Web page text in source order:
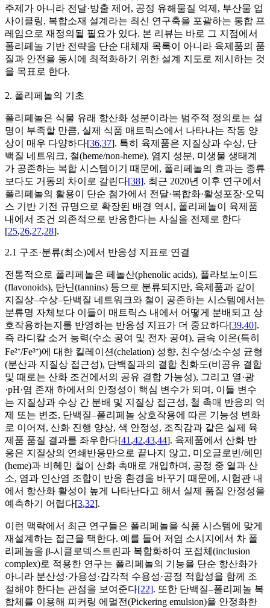
주제가 아니라 전달·방출 제어, 공정 유해물질 억제, 부산물 업
사이클링, 복합소재 설계라는 최신 연구축을 포괄하는 통합 프
레임으로 재정의될 필요가 있다. 본 리뷰는 바로 그 지점에서
폴리페놀 기반 전략을 단순 대체재 목록이 아니라 육제품의 품
질과 안전을 동시에 최적화하기 위한 설계 지도로 제시하는 것
을 목표로 한다.
2. 폴리페놀의 기초
폴리페놀은 식물 유래 항산화 성분이라는 범주적 정의로는 설
명이 부족할 만큼, 실제 식품 매트릭스에서 나타나는 작동 양
상이 매우 다양하다[36,37]. 특히 육제품은 지질상과 수상, 단
백질 네트워크, 철(heme/non-heme), 염지 성분, 미생물 생태계
가 공존하는 복합 시스템이기 때문에, 폴리페놀의 효과는 종류
보다도 거동의 차이로 갈린다[38]. 최근 2020년 이후 연구에서
폴리페놀의 활용이 단순 첨가에서 전달·복합화·활성포장·오믹
스 기반 기전 규명으로 확장된 배경 역시, 폴리페놀이 육제품
내에서 조건 의존적으로 반응한다는 사실을 전제로 한다
[25,26,27,28].
2.1 구조·분류(최소)에서 반응성 지표로 연결
전통적으로 폴리페놀은 페놀산(phenolic acids), 플라보노이드
(flavonoids), 탄닌(tannins) 등으로 분류되지만, 육제품과 같이
지질상–수상–단백질 네트워크와 철이 공존하는 시스템에서는
분류명 자체보다 이들이 매트릭스 내에서 어떻게 분배되고 상
호작용하는지를 반영하는 반응성 지표가 더 중요하다[39,40].
즉 라디칼 소거 능력(수소 공여 및 전자 공여), 금속 이온(특히
Fe²⁺/Fe³⁺)에 대한 킬레이션(chelation) 성향, 친수성/소수성 균형
(분산과 지질상 접근성), 단백질과의 결합 친화도(비공유 결합
및 때로는 산화 조건에서의 공유 결합 가능성), 그리고 열·광
·pH·염 존재 하에서의 안정성이 핵심 변수가 되며, 이들 변수
는 지질상과 수상 간 분배 및 지질상 접근성, 철 촉매 반응의 억
제 또는 변조, 단백질–폴리페놀 상호작용에 따른 기능성 변화
로 이어져, 산화 진행 양상, 색 안정성, 조직감과 같은 실제 육
제품 품질 결과를 좌우한다[41 ,42,43,44]. 육제품에서 산화 반
응은 지질상의 연쇄반응만으로 끝나지 않고, 미오글로빈/헤민
(heme)과 비헤민 철이 산화 촉매로 개입하며, 공정 중 열과 산
소, 염과 인산염 조합이 반응 환경을 바꾸기 때문에, 시험관 내
에서 항산화 활성이 높게 나타난다고 해서 실제 품질 안정성을
예측하기 어렵다[3,32].
이런 맥락에서 최근 연구들은 폴리페놀을 식품 시스템에 맞게
재설계하는 접근을 택한다. 예를 들어 저염 소시지에서 차 폴
리페놀을 β-시클로덱스트린과 복합화하여 포접체(inclusion
complex)로 적용한 연구는 폴리페놀의 기능을 단순 항산화가
아니라 분산성·가용성·감각적 수용성·공정 적합성을 함께 조
절해야 한다는 관점을 보여준다[22]. 또한 단백질–폴리페놀 복
합체를 이용해 피커링 에멀전(Pickering emulsion)을 안정화한